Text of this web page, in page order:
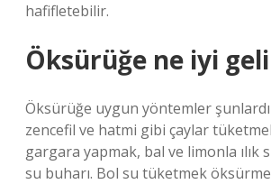
hafifletebilir.
Öksürüğe ne iyi
Öksürüğe uygun yöntemler
zencefil ve hatmi gibi çaylar
gargara yapmak, bal ve limonla ılık
su buharı. Bol su tüketmek